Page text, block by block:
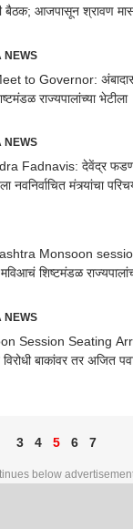
बैठक; आजपासून श्रावण
NEWS
to Governor: अंबादास
राज्यपालांच्या भेटीला
NEWS
Fadnavis: देवेंद्र
नवनिर्वाचित मंत्र्यांचा
Monsoon session
शिष्टमंडळ
NEWS
Session Seating
बाकांवर तर अजित
3 4 5 6 7
below